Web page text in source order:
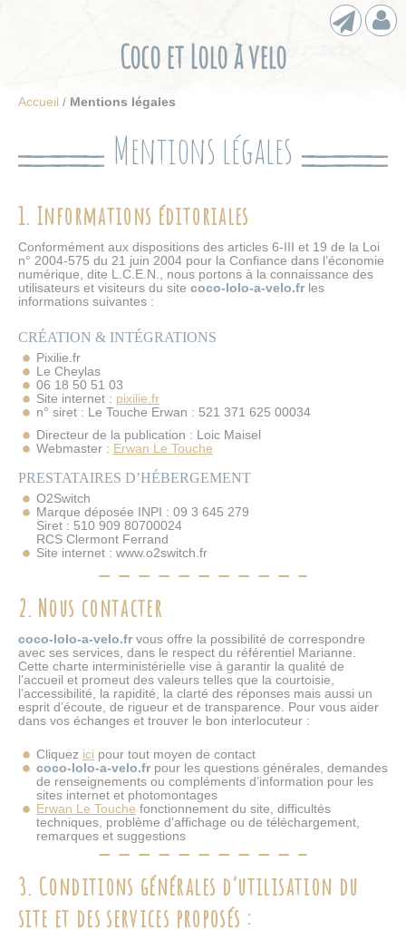
Contact
Coco et Lolo à velo
Accueil / Mentions légales
Mentions légales
1. Informations éditoriales
Conformément aux dispositions des articles 6-III et 19 de la Loi
n° 2004-575 du 21 juin 2004 pour la Confiance dans l’économie
numérique, dite L.C.E.N., nous portons à la connaissance des
utilisateurs et visiteurs du site coco-lolo-a-velo.frles
informations suivantes :
CRÉATION & INTÉGRATIONS
Pixilie.fr
Le Cheylas
06 18 50 51 03
Site internet : pixilie.fr
n° siret : Le Touche Erwan : 521 371 625 00034
Directeur de la publication : Loic Maisel
Webmaster : Erwan Le Touche
PRESTATAIRES D’HÉBERGEMENT
O2Switch
Marque déposée INPI : 09 3 645 279
Siret : 510 909 80700024
RCS Clermont Ferrand
Site internet : www.o2switch.fr
2. Nous contacter
coco-lolo-a-velo.frvous offre la possibilité de correspondre
avec ses services, dans le respect du référentiel Marianne.
Cette charte interministérielle vise à garantir la qualité de
l’accueil et promeut des valeurs telles que la courtoisie,
l’accessibilité, la rapidité, la clarté des réponses mais aussi un
esprit d’écoute, de rigueur et de transparence. Pour vous aider
dans vos échanges et trouver le bon interlocuteur :
Cliquez ici pour tout moyen de contact
coco-lolo-a-velo.frpour les questions générales, demandes
de renseignements ou compléments d’information pour les
sites internet et photomontages
Erwan Le Touche fonctionnement du site, difficultés
techniques, problème d’affichage ou de téléchargement,
remarques et suggestions
3. Conditions générales d’utilisation du
site et des services proposés :